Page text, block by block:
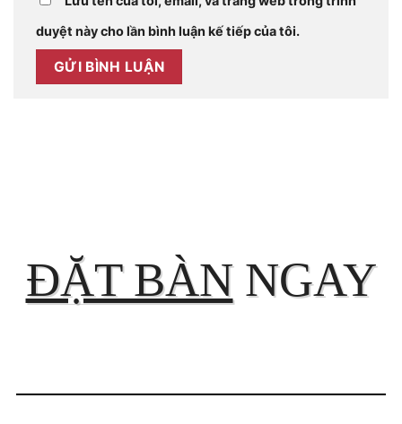
duyệt này cho lần bình luận kế tiếp của tôi.
ĐẶT BÀNNGAY